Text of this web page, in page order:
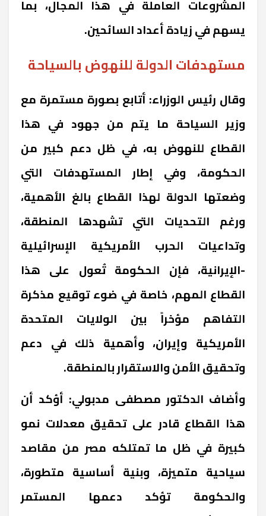
المشروعات العاملة في هذا المجال، بما
يسهم في زيادة أعداد السائحين.
مستهدفات الدولة للنهوض بالسياحة
وقال رئيس الوزراء: أتابع بصورة مستمرة مع
وزير السياحة ما يتم من جهود في هذا
القطاع للنهوض به، في ظل دعم كبير من
الحكومة، وفي إطار المستهدفات التي
وضعتها الدولة لهذا القطاع بالغ الأهمية،
ورغم التحديات التي تشهدها المنطقة،
وتداعيات الحرب الأمريكية الإسرائيلية
-الإيرانية، فإن الحكومة تُعول على هذا
القطاع المهم، خاصة في ضوء توقيع مذكرة
التفاهم مؤخراً بين الولايات المتحدة
الأمريكية وإيران، وأهمية ذلك في دعم
وتحقيق الأمن والاستقرار بالمنطقة.
وأضاف الدكتور مصطفى مدبولي: أؤكد أن
هذا القطاع قادر على تحقيق معدلات نمو
كبيرة في ظل ما تمتلكه مصر من مقاصد
سياحية متميزة، وبنية أساسية متطورة،
والحكومة تؤكد دعمها المستمر